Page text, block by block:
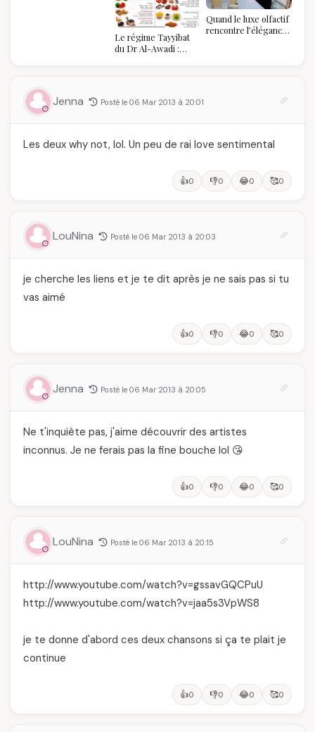
Le régime Tayyibat
du Dr Al-Awadi :
vraiment savoir
Quand le luxe olfactif
rencontre l’élégance
Jenna Posté le 06 Mar 2013 à 20:01
Les deux why not, lol. Un peu de rai love sentimental
👍0 👎0 😂0 🥰0
LouNina Posté le 06 Mar 2013 à 20:03
je cherche les liens et je te dit après je ne sais pas si tu
vas aimé
👍0 👎0 😂0 🥰0
Jenna Posté le 06 Mar 2013 à 20:05
Ne t'inquiète pas, j'aime découvrir des artistes
inconnus. Je ne ferais pas la fine bouche lol 😘
👍0 👎0 😂0 🥰0
LouNina Posté le 06 Mar 2013 à 20:15
http://www.youtube.com/watch?v=gssavGQCPuU
http://www.youtube.com/watch?v=jaa5s3VpWS8
je te donne d'abord ces deux chansons si ça te plait je
continue
👍0 👎0 😂0 🥰0